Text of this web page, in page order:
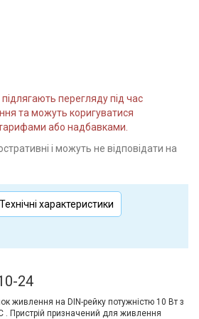
перегляду під час
та можуть коригуватися
або надбавками.
і можуть не відповідати на
Технічні характеристики
24
живлення на DIN-рейку потужністю 10 Вт з
. Пристрій призначений для живлення